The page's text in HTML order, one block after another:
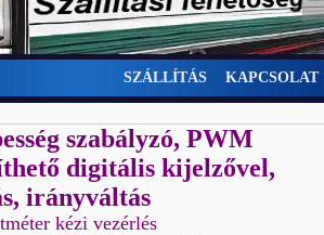
SZÁLLÍTÁS KAPCSOLAT
szabályzó, PWM
digitális kijelzővel,
irányváltás
kézi vezérlés